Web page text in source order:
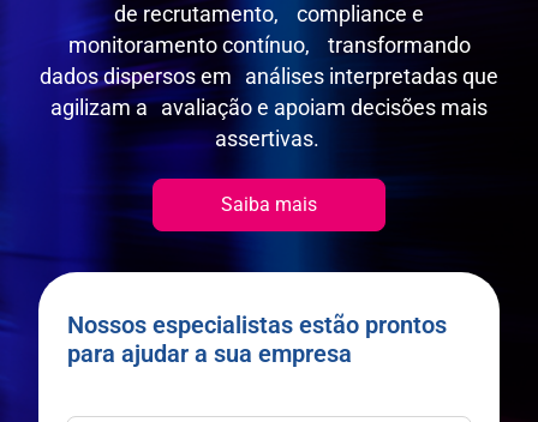
de recrutamento, compliance e
monitoramento contínuo, transformando
dados dispersos em análises interpretadas que
agilizam a avaliação e apoiam decisões mais
assertivas.
Saiba mais
Nossos especialistas estão prontos
para ajudar a sua empresa